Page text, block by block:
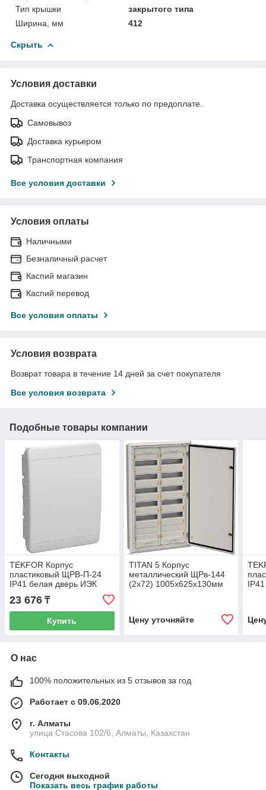
Тип крышки
закрытого типа
Ширина, мм
412
Скрыть
Условия доставки
Доставка осуществляется только по предоплате.
Самовывоз
Доставка курьером
Транспортная компания
Все условия доставки
Условия оплаты
Наличными
Безналичный расчет
Каспий магазин
Каспий перевод
Все условия оплаты
Условия возврата
Возврат товара в течение 14 дней за счет покупателя
Все условия возврата
Подобные товары компании
TEKFOR Корпус
пластиковый ЩРВ-П-24
IP41 белая дверь ИЭК
23 676 ₸
Купить
TITAN 5 Корпус
металлический ЩРв-144
(2х72) 1005х625х130мм
Цену уточняйте
О нас
100% положительных из 5 отзывов за год
Работает с 09.06.2020
г. Алматы
улица Стасова 102/6, Алматы, Казахстан
Контакты
Сегодня выходной
Показать весь график работы